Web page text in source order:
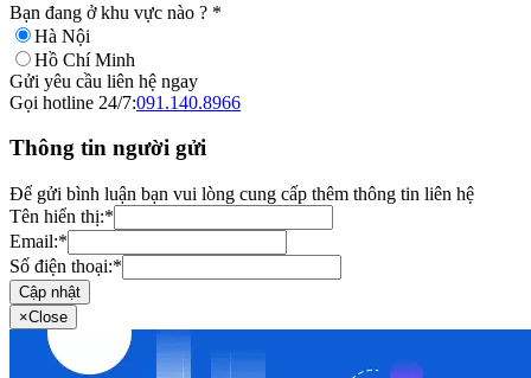
Bạn đang ở khu vực nào ? *
Hà Nội
Hồ Chí Minh
Gửi yêu cầu liên hệ ngay
Gọi hotline 24/7:091.140.8966
Thông tin người gửi
Để gửi bình luận bạn vui lòng cung cấp thêm thông tin liên hệ
Tên hiển thị:*
Email:*
Số điện thoại:*
Cập nhật
×Close